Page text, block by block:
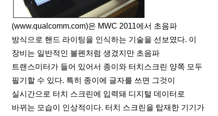
(www.qualcomm.com)은 MWC 2011에서 초음파
방식으로 핸드 라이팅을 인식하는 기술을 선보였다. 이
장비는 일반적인 볼펜처럼 생겼지만 초음파
트랜스미터가 들어 있어서 종이와 터치스크린 양쪽 모두
필기할 수 있다. 특히 종이에 글자를 쓰면 그것이
실시간으로 터치 스크린에 입력돼 디지털 데이터로
바뀌는 모습이 인상적이다. 터치 스크린을 탑재한 기기가